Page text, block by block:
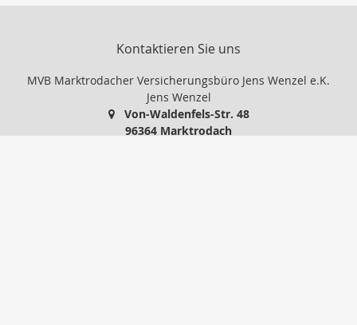
Kontaktieren Sie uns
MVB Marktrodacher Versicherungsbüro Jens Wenzel e.K.
Jens Wenzel
Von-Waldenfels-Str. 48
96364 Marktrodach